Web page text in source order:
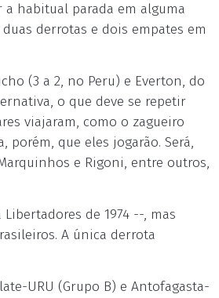
a habitual parada em alguma
derrotas e dois empates em
(3 a 2, no Peru) e Everton, do
o que deve se repetir
viajaram, como o zagueiro
porém, que eles jogarão. Será,
e Rigoni, entre outros,
de 1974 --, mas
A única derrota
URU (Grupo B) e Antofagasta-